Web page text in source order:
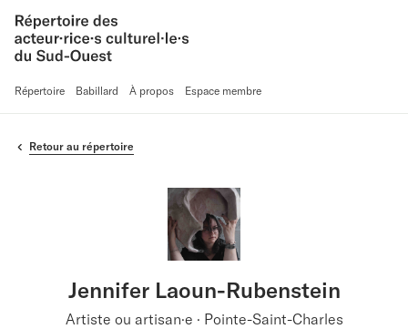
Répertoire Babillard À propos Espace membre
Retour au répertoire
Jennifer Laoun-Rubenstein
Artiste ou artisan·e · Pointe-Saint-Charles